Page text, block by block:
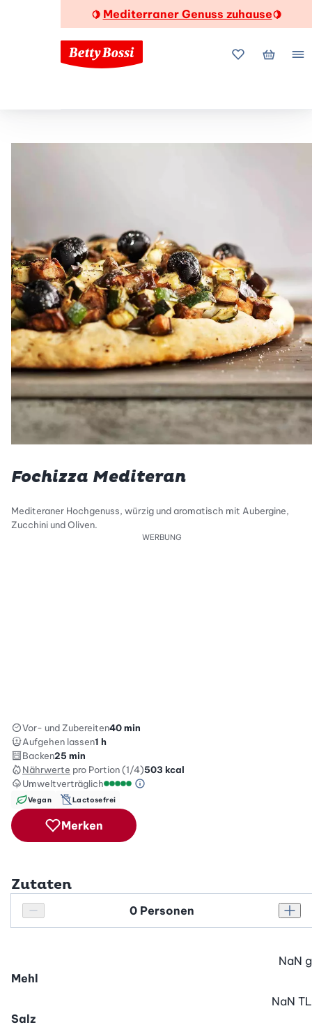
🍋 Mediterraner Genuss zuhause🍋
MeineMein
Fochizza Mediteran
Mediteraner Hochgenuss, würzig und aromatisch mit Aubergine,
Zucchini und Oliven.
WERBUNG
Vor- und Zubereiten40 min
Aufgehen lassen1 h
Backen25 min
Nährwerte pro Portion (1/4)503 kcal
Umweltverträglich
Green Betty Skala Info
Vegan Lactosefrei
Merken
Zutaten
Personenanzahl verringern
Personenanzahl
Mehl
NaN g
Salz
NaN TL